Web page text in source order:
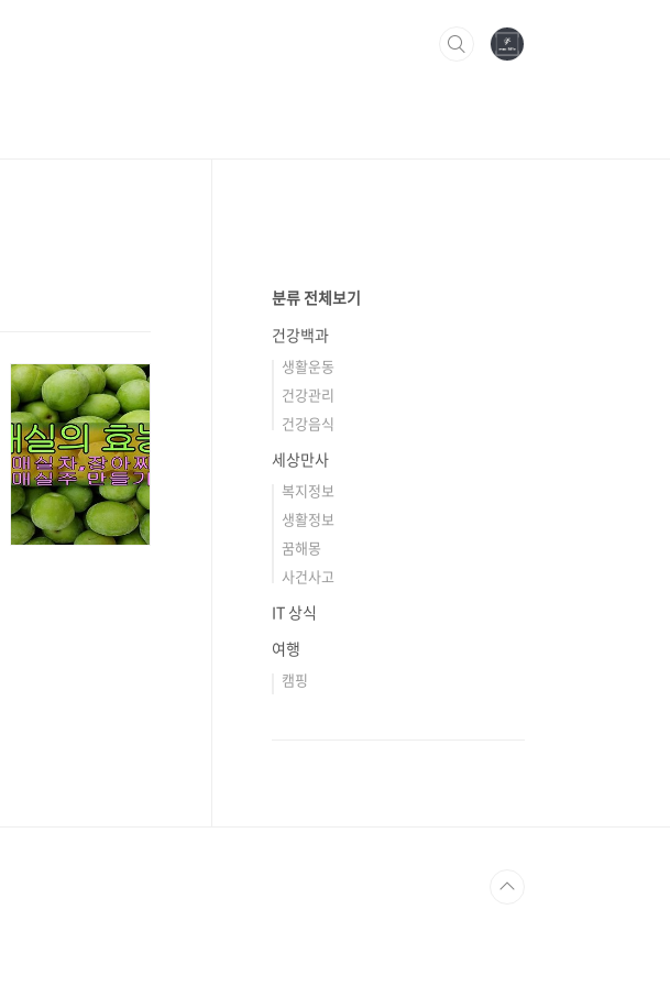
분류 전체보기
건강백과
생활운동
건강관리
건강음식
세상만사
복지정보
생활정보
꿈해몽
사건사고
IT 상식
여행
캠핑